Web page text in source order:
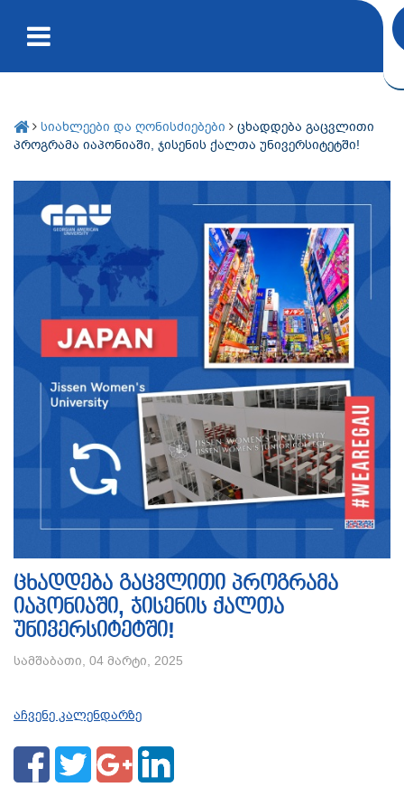
სიახლეები და ღონისძიებები
ცხადდება გაცვლითი
პროგრამა იაპონიაში, ჯისენის ქალთა უნივერსიტეტში!
ცხადდება გაცვლითი პროგრამა
იაპონიაში, ჯისენის ქალთა
უნივერსიტეტში!
სამშაბათი, 04 მარტი, 2025
აჩვენე კალენდარზე